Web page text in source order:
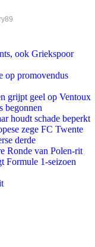
ook Griekspoor
op promovendus
grijpt geel op Ventoux
begonnen
houdt schade beperkt
zege FC Twente
derde
Ronde van Polen-rit
Formule 1-seizoen